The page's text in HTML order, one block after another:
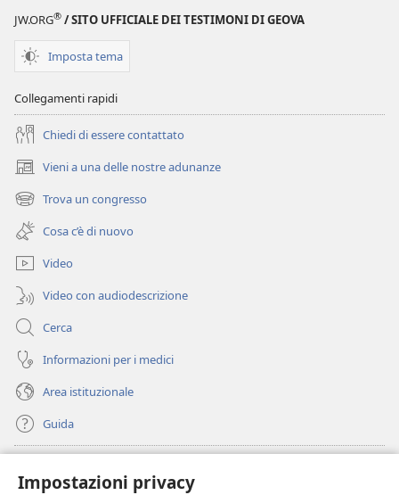
Impostazioni privacy
JW.ORG® / SITO UFFICIALE DEI TESTIMONI DI GEOVA
Imposta tema
Collegamenti rapidi
Chiedi di essere contattato
Vieni a una delle nostre adunanze
(apre
una
nuova
finestra)
Trova un congresso
(apre
una
nuova
finestra)
Cosa c’è di nuovo
Video
Video con audiodescrizione
Cerca
Informazioni per i medici
Area istituzionale
Guida
(apre